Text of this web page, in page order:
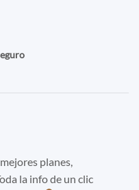
planes,
la info de un clic